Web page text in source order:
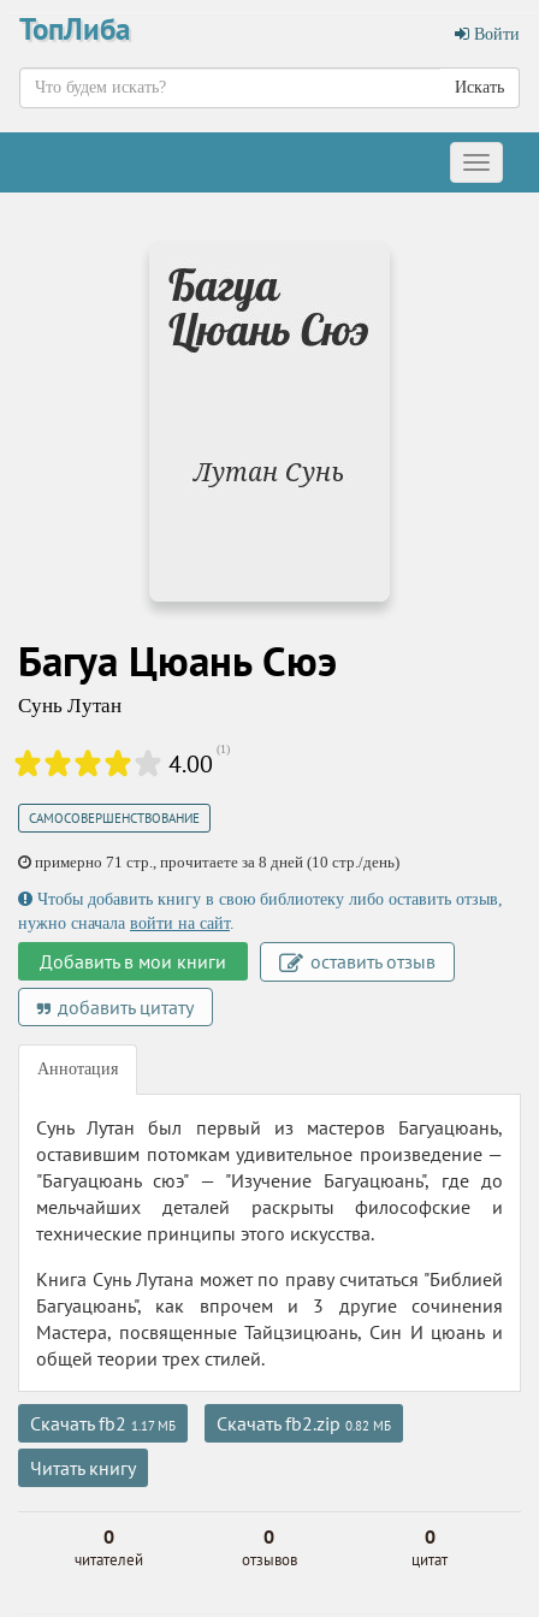
ТопЛиба Войти
Искать
Меню
Багуа Цюань Сюэ
Сунь Лутан
4.00 (1)
САМОСОВЕРШЕНСТВОВАНИЕ
примерно 71 стр., прочитаете за 8 дней (10 стр./день)
Чтобы добавить книгу в свою библиотеку либо оставить отзыв,
нужно сначала войти на сайт.
Добавить в мои книги
оставить отзыв
добавить цитату
Аннотация
Сунь Лутан был первый из мастеров Багуацюань,
оставившим потомкам удивительное произведение —
"Багуацюань сюэ" — "Изучение Багуацюань", где до
мельчайших деталей раскрыты философские и
технические принципы этого искусства.
Книга Сунь Лутана может по праву считаться "Библией
Багуацюань", как впрочем и 3 другие сочинения
Мастера, посвященные Тайцзицюань, Син И цюань и
общей теории трех стилей.
Скачать fb2 1.17 МБ Скачать fb2.zip 0.82 МБ
Читать книгу
0
читателей
0
отзывов
0
цитат